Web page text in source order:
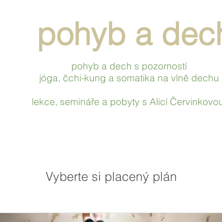
pohyb a
pohyb a dech s pozorností
jóga, čchi-kung a somatika na vlně dechu
lekce, semináře a pobyty s Alicí
Vyberte si placený plán